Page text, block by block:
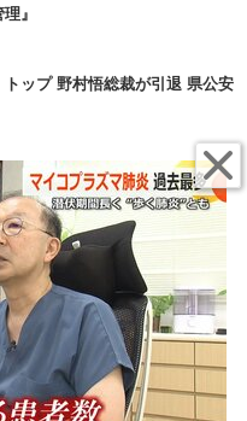
』
ップ 野村悟総裁が引退 県公安